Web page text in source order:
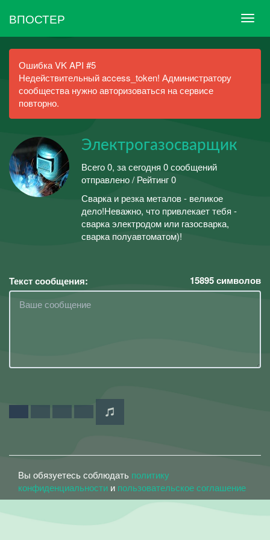
ВПОСТЕР
Ошибка VK API #5
Недействительный access_token! Администратору
сообщества нужно авторизоваться на сервисе
повторно.
Электрогазосварщик
Всего 0, за сегодня 0 сообщений
отправлено / Рейтинг 0
Сварка и резка металов - великое
дело!Неважно, что привлекает тебя -
сварка электродом или газосварка,
сварка полуавтоматом)!
Текст сообщения: 15895символов
Вы обязуетесь соблюдать политику
конфиденциальности и пользовательское соглашение